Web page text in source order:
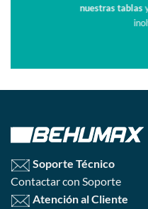
nuestras tablas
Soporte Técnico
Contactar con Soporte
Atención al Cliente